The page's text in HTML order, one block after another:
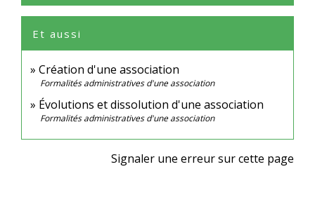
Et aussi
Création d'une association
Formalités administratives d'une association
Évolutions et dissolution d'une association
Formalités administratives d'une association
Signaler une erreur sur cette page